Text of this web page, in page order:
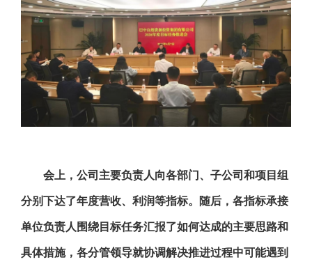
会上，公司主要负责人向各部门、子公司和项目组
分别下达了年度营收、利润等指标。随后，各指标承接
单位负责人围绕目标任务汇报了如何达成的主要思路和
具体措施，各分管领导就协调解决推进过程中可能遇到